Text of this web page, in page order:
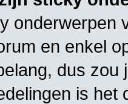
onderwerpen
en enkel
dus zou
is het